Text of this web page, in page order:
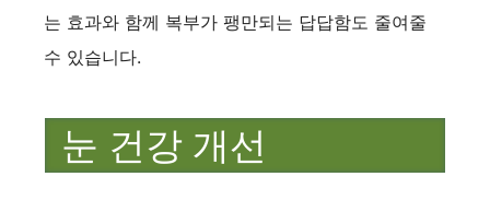
는 효과와 함께 복부가 팽만되는 답답함도 줄여줄
수 있습니다.
눈 건강 개선